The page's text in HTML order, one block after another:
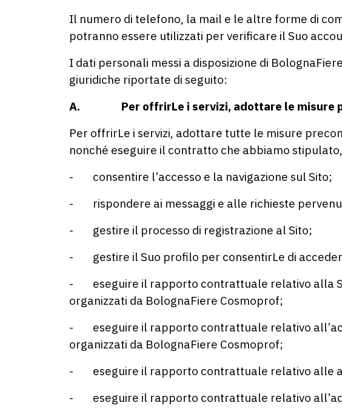
Il numero di telefono, la mail e le altre forme di
potranno essere utilizzati per verificare il Suo
I dati personali messi a disposizione di
giuridiche riportate di seguito:
A. Per offrirLe i servizi, adottare le misure
Per offrirLe i servizi, adottare tutte le misure
nonché eseguire il contratto che abbiamo
- consentire l’accesso e la navigazione sul Sito;
- rispondere ai messaggi e alle richieste
- gestire il processo di registrazione al Sito;
- gestire il Suo profilo per consentirLe di
- eseguire il rapporto contrattuale relativo alla
organizzati da BolognaFiere Cosmoprof;
- eseguire il rapporto contrattuale relativo
organizzati da BolognaFiere Cosmoprof;
- eseguire il rapporto contrattuale relativo alle
- eseguire il rapporto contrattuale relativo